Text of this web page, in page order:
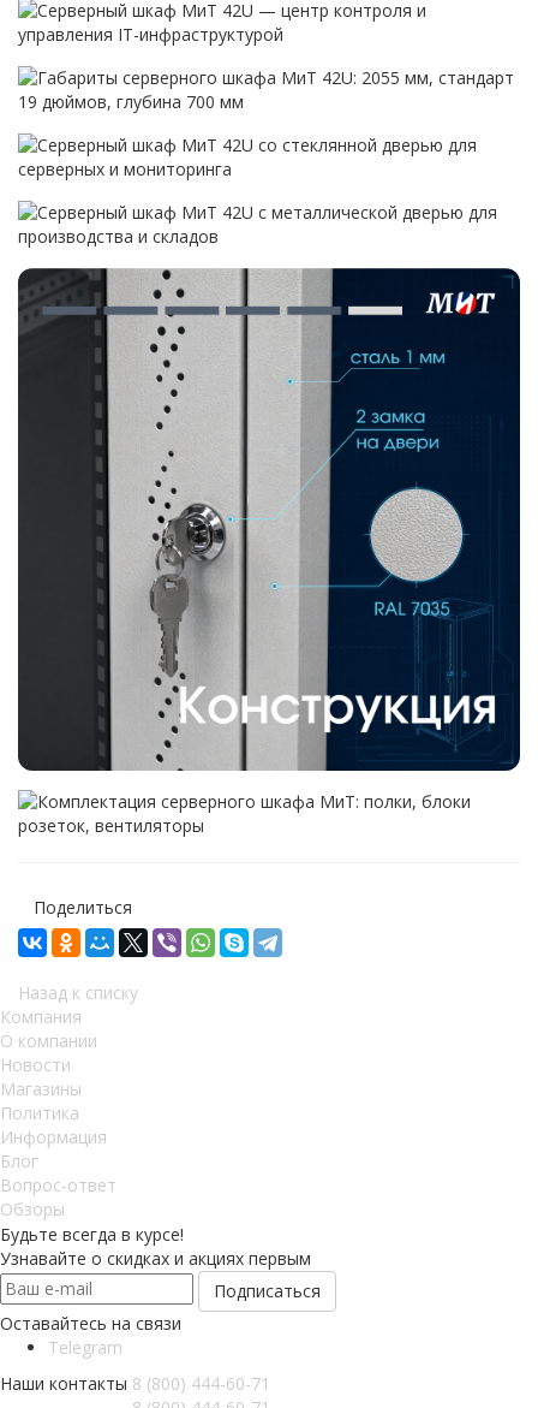
Поделиться
Назад к списку
Компания
О компании
Новости
Магазины
Политика
Информация
Блог
Вопрос-ответ
Обзоры
Будьте всегда в курсе!
Узнавайте о скидках и акциях первым
Оставайтесь на связи
Telegram
Наши контакты 8 (800) 444-60-71